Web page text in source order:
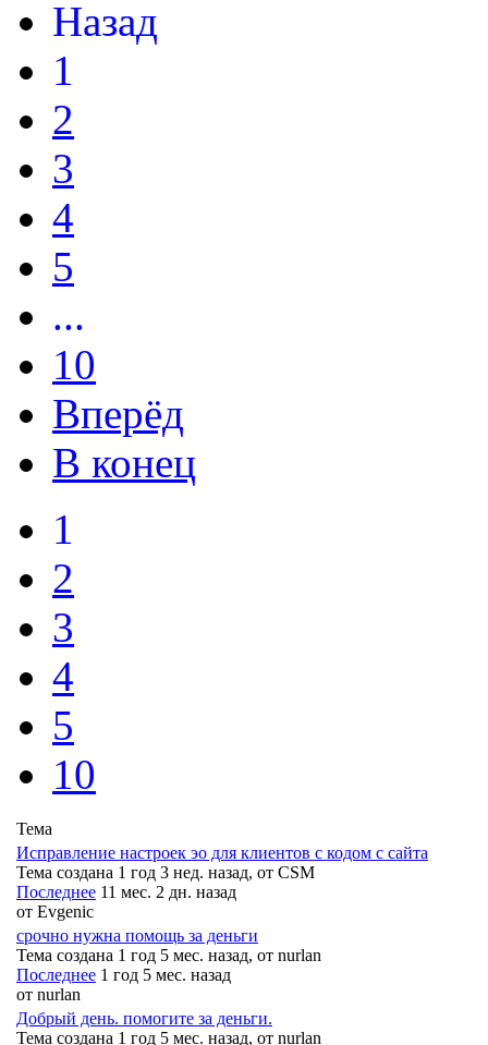
Назад
1
2
3
4
5
...
10
Вперёд
В конец
1
2
3
4
5
10
Тема
Исправление настроек эо для клиентов с кодом с сайта
Тема создана 1 год 3 нед. назад, от CSM
Последнее 11 мес. 2 дн. назад
от Evgenic
срочно нужна помощь за деньги
Тема создана 1 год 5 мес. назад, от nurlan
Последнее 1 год 5 мес. назад
от nurlan
Добрый день. помогите за деньги.
Тема создана 1 год 5 мес. назад, от nurlan